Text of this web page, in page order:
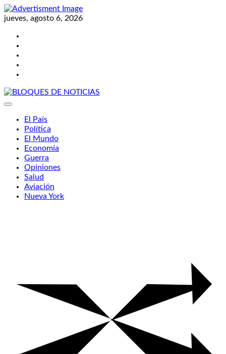
Skip
to
jueves, agosto 6, 2026
El País
Política
El Mundo
Economía
Guerra
Opiniones
Salud
Aviación
Nueva York